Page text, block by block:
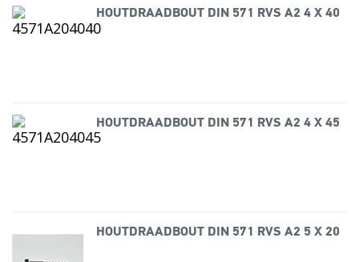
HOUTDRAADBOUT DIN 571 RVS A2 4 X 40
HOUTDRAADBOUT DIN 571 RVS A2 4 X 45
HOUTDRAADBOUT DIN 571 RVS A2 5 X 20